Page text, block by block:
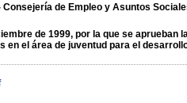
- Consejería de Empleo y Asuntos
de 1999, por la que se
en el área de juventud para el